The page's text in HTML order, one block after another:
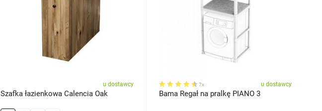
u dostawcy
Szafka łazienkowa Calencia Oak
7x u dostawcy
Bama Regał na pralkę PIANO 3